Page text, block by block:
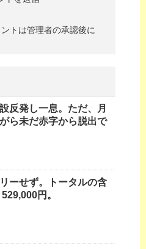
トは管理者の承認後に
反発し一息。ただ、月
ら未だ赤字から脱出で
ーせず。トータルの含
円。